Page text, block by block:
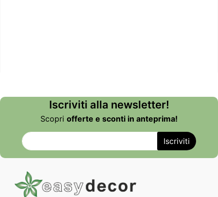
Iscriviti alla newsletter!
Scopri offerte e sconti in anteprima!